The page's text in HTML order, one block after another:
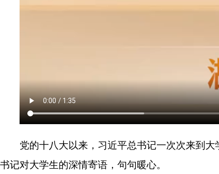
党的十八大以来，习近平总书记一次次来到
书记对大学生的深情寄语，句句暖心。